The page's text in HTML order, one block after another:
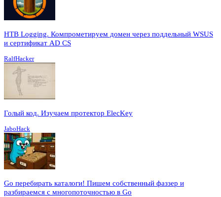
HTB Logging. Компрометируем домен через поддельный WSUS
и сертификат AD CS
RalfHacker
Голый код. Изучаем протектор ElecKey
JaboHack
Go перебирать каталоги! Пишем собственный фаззер и
разбираемся с многопоточностью в Go